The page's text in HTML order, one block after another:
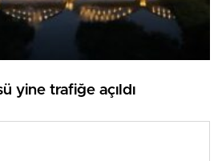
yine trafiğe açıldı